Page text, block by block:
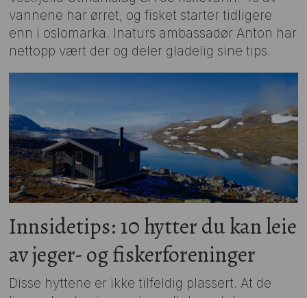
vannene har ørret, og fisket starter tidligere
enn i oslomarka. Inaturs ambassadør Anton har
nettopp vært der og deler gladelig sine tips.
Innsidetips: 10 hytter du kan leie
av jeger- og fiskerforeninger
Disse hyttene er ikke tilfeldig plassert. At de